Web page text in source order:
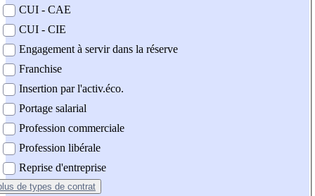
CUI - CAE
CUI - CIE
Engagement à servir dans la réserve
Franchise
Insertion par l'activ.éco.
Portage salarial
Profession commerciale
Profession libérale
Reprise d'entreprise
de types de contrat